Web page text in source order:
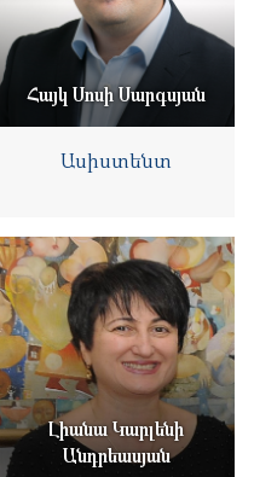
Հայկ Սոսի Սարգսյան
Ասիստենտ
Լիանա Կարլենի
Անդրեասյան